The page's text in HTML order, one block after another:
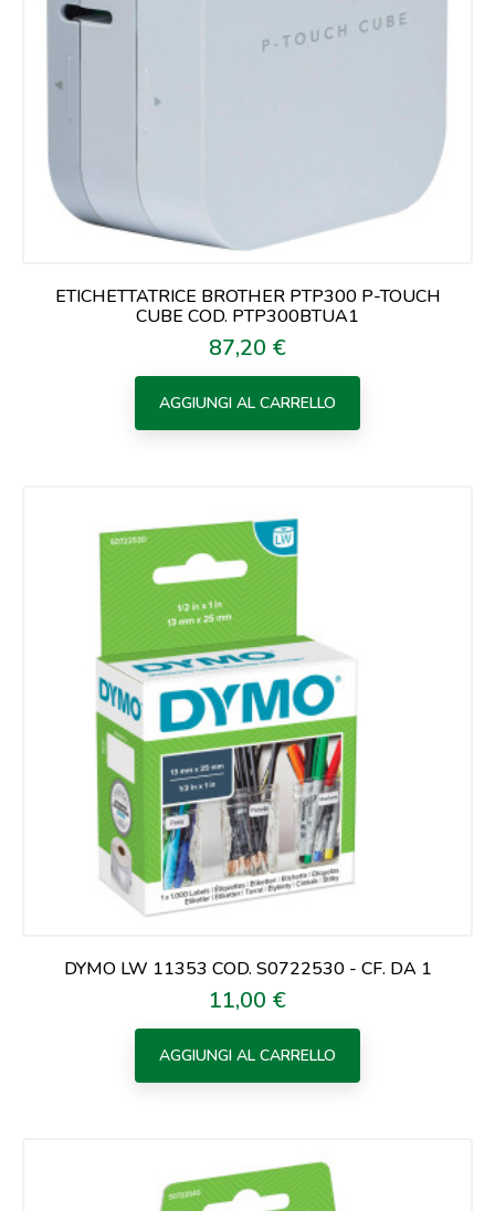
ETICHETTATRICE BROTHER PTP300 P-TOUCH
CUBE COD. PTP300BTUA1
Prezzo
87,20 €
AGGIUNGI AL CARRELLO
DYMO LW 11353 COD. S0722530 - CF. DA 1
Prezzo
11,00 €
AGGIUNGI AL CARRELLO